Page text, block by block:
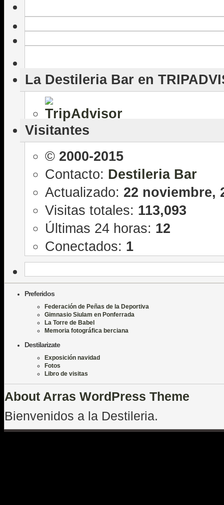
La Destileria Bar en
Visitantes
© 2000-2015
Contacto: Destileria Bar
Actualizado: 22 noviembre,
Visitas totales: 113,093
Últimas 24 horas: 12
Conectados: 1
Preferidos
Federación de Peñas de la Deportiva
Gimnasio Siulam en Ponferrada
La Torre de Babel
Memoria fotográfica berciana
Destilarizate
Exposición navidad
Fotos
Libro de visitas
About Arras WordPress Theme
Bienvenidos a la Destileria.